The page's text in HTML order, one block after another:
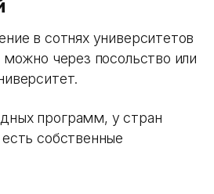
в сотнях университетов
через посольство или
программ, у стран
собственные